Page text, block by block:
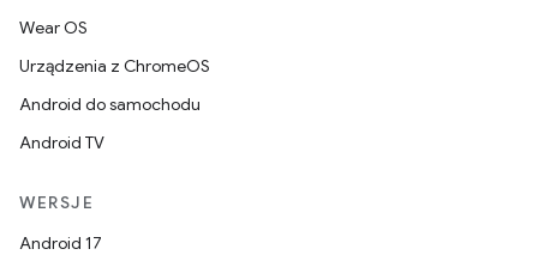
Wear OS
Urządzenia z ChromeOS
Android do samochodu
Android TV
WERSJE
Android 17